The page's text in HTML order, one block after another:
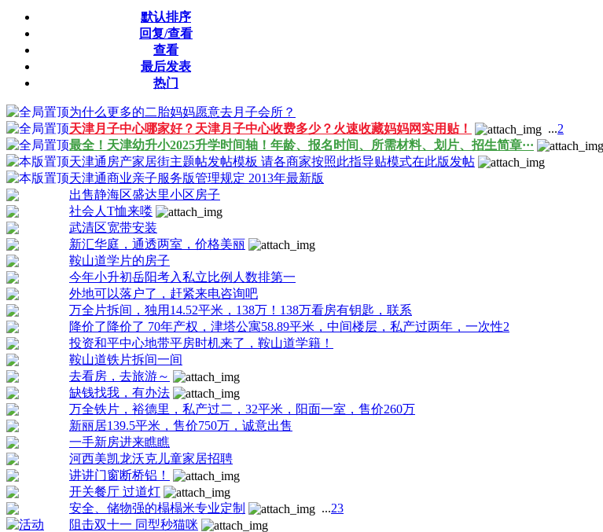
默认排序
回复/查看
查看
最后发表
热门
为什么更多的二胎妈妈愿意去月子会所？
天津月子中心哪家好？天津月子中心收费多少？火速收藏妈妈网实用贴！
...2
最全！天津幼升小2025升学时间轴！年龄、报名时间、所需材料、划片、招生简章···
天津通房产家居街主题帖发帖模板 请各商家按照此指导贴模式在此版发帖
天津通商业亲子服务版管理规定 2013年最新版
出售静海区盛达里小区房子
社会人T恤来喽
武清区宽带安装
新汇华庭，通透两室，价格美丽
鞍山道学片的房子
今年小升初岳阳考入私立比例人数排第一
外地可以落户了，赶紧来电咨询吧
万全片拆间，独用14.52平米，138万！138万看房有钥匙，联系
降价了降价了 70年产权，津塔公寓58.89平米，中间楼层，私产过两年，一次性2
投资和平中心地带平房时机来了，鞍山道学籍！
鞍山道铁片拆间一间
去看房，去旅游～
缺钱找我，有办法
万全铁片，裕德里，私产过二，32平米，阳面一室，售价260万
新丽居139.5平米，售价750万，诚意出售
一手新房进来瞧瞧
河西美凯龙沃克儿童家居招聘
讲讲门窗断桥铝！
开关餐厅 过道灯
安全、储物强的榻榻米专业定制
...23
阻击双十一 同型秒猫咪